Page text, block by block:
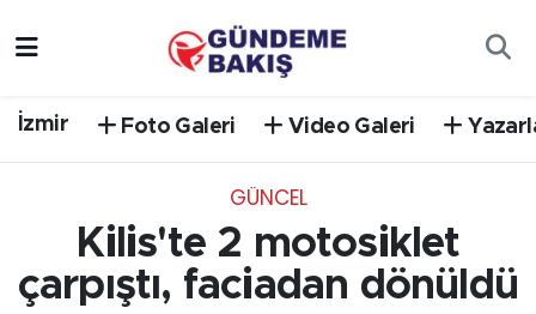
İzmir Foto Galeri Video Galeri
GÜNCEL
Kilis'te 2 motosiklet
çarpıştı, faciadan dönüldü
EGE
Süper Lig Puan Durumu ve Fikstür